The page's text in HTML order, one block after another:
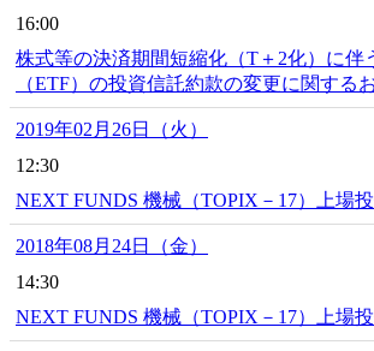
16:00
株式等の決済期間短縮化（T＋2化）に伴
（ETF）の投資信託約款の変更に関する
2019年02月26日（火）
12:30
NEXT FUNDS 機械（TOPIX－17）上場
2018年08月24日（金）
14:30
NEXT FUNDS 機械（TOPIX－17）上場